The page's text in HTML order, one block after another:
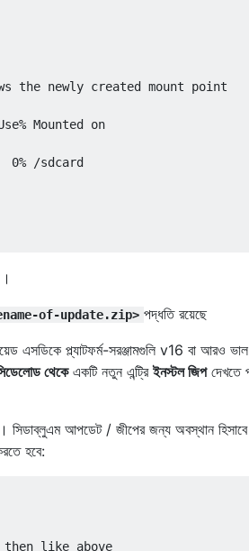
the newly created mount point
Mounted on
/sdcard
of-update.zip> পদ্ধতি রয়েছে
এসডিকে প্ল্যাটফর্ম-সরঞ্জামগুলি v16 বা আরও ভাল
থেকেএকটি নতুন এন্ট্রিইনস্টল জিপদেখতে
সিডাব্লুএম আপডেট / জীপের জন্য অবস্থান
হবে: